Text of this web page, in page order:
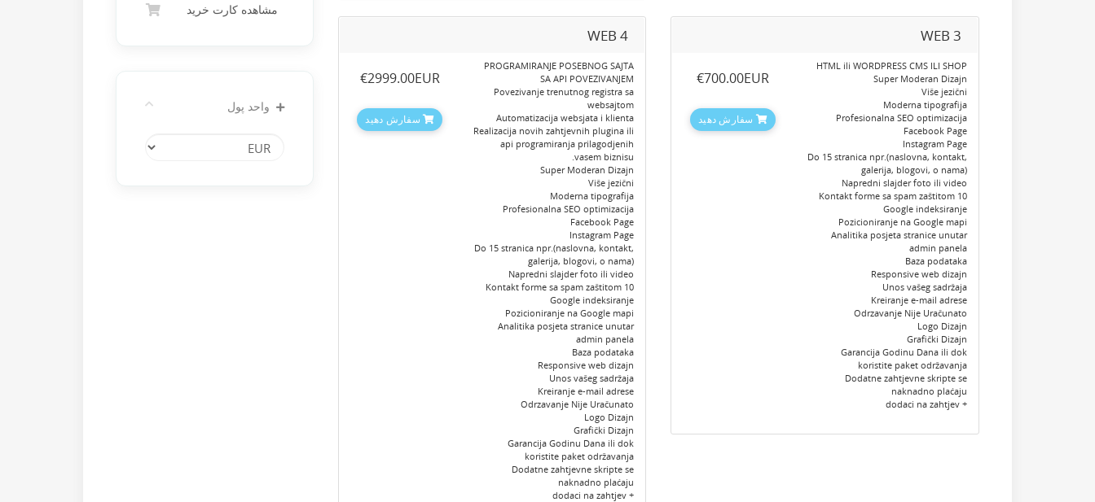
مشاهده کارت خرید
واحد پول
WEB 3
HTML ili WORDPRESS CMS ILI SHOP
Super Moderan Dizajn
Više jezični
Moderna tipografija
Profesionalna SEO optimizacija
Facebook Page
Instagram Page
Do 15 stranica npr.(naslovna, kontakt,
galerija, blogovi, o nama)
Napredni slajder foto ili video
10 Kontakt forme sa spam zaštitom
Google indeksiranje
Pozicioniranje na Google mapi
Analitika posjeta stranice unutar
admin panela
Baza podataka
Responsive web dizajn
Unos vašeg sadržaja
Kreiranje e-mail adrese
Odrzavanje Nije Uračunato
Logo Dizajn
Grafički Dizajn
Garancija Godinu Dana ili dok
koristite paket održavanja
Dodatne zahtjevne skripte se
naknadno plaćaju
+ dodaci na zahtjev
‎€700.00EUR
سفارش دهید
WEB 4
PROGRAMIRANJE POSEBNOG SAJTA
SA API POVEZIVANJEM
Povezivanje trenutnog registra sa
websajtom
Automatizacija websjata i klienta
Realizacija novih zahtjevnih plugina ili
api programiranja prilagodjenih
vasem biznisu.
Super Moderan Dizajn
Više jezični
Moderna tipografija
Profesionalna SEO optimizacija
Facebook Page
Instagram Page
Do 15 stranica npr.(naslovna, kontakt,
galerija, blogovi, o nama)
Napredni slajder foto ili video
10 Kontakt forme sa spam zaštitom
Google indeksiranje
Pozicioniranje na Google mapi
Analitika posjeta stranice unutar
admin panela
Baza podataka
Responsive web dizajn
Unos vašeg sadržaja
Kreiranje e-mail adrese
Odrzavanje Nije Uračunato
Logo Dizajn
Grafički Dizajn
Garancija Godinu Dana ili dok
koristite paket održavanja
Dodatne zahtjevne skripte se
naknadno plaćaju
+ dodaci na zahtjev
‎€2999.00EUR
سفارش دهید